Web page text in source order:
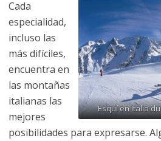
Esquí en Italia
Cada
especialidad,
incluso las
más difíciles,
encuentra en
las montañas
italianas las
mejores
posibilidades para expresarse.